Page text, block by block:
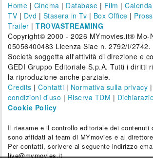
Home | Cinema | Database | Film |
TV | Dvd | Stasera in Tv | Box Office |
Trailer |TROVASTREAMING
Copyright© 2000 - 2026 MYmovies.it® Mo-
05056400483 Licenza Siae n. 2792/I/2742.
Società soggetta all'attività di direzione e
GEDI Gruppo Editoriale S.p.A. Tutti i diritti
la riproduzione anche parziale.
Credits |Contatti | Normativa sulla privacy |
condizioni d'uso | Riserva TDM |
Cookie Policy
Il riesame e il controllo editoriale dei contenuti
sono affidati al team di MYmovies e al
Per contatti, scrivere al seguente indirizzo
live@mymovies.it